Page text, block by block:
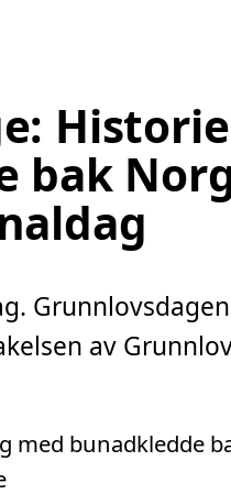
bak
av